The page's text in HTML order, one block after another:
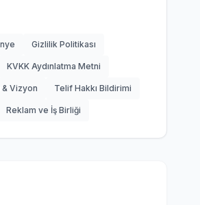
Gizlilik Politikası
KVKK Aydınlatma Metni
Vizyon Telif Hakkı Bildirimi
Reklam ve İş Birliği